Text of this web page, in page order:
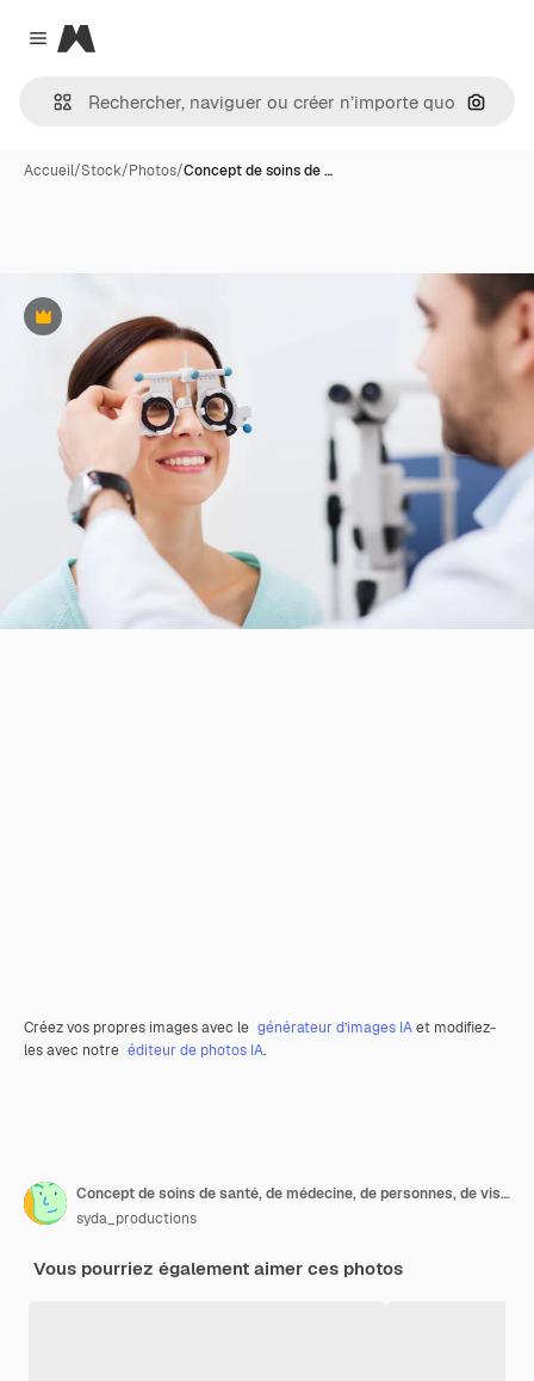
Close menu
Magnific
Accueil/Stock/Photos/Concept de soins de …
Premium
Créez vos propres images avec le générateur d’images IAet modifiez-
les avec notre éditeur de photos IA.
Concept de soins de santé, de médecine, de personnes, de vision et de technologie - optométriste avec cadre d'essai vérifiant la vision du patient à la clinique ophtalmologique ou au magasin d'optique
syda_productions
Vous pourriez également aimer ces photos